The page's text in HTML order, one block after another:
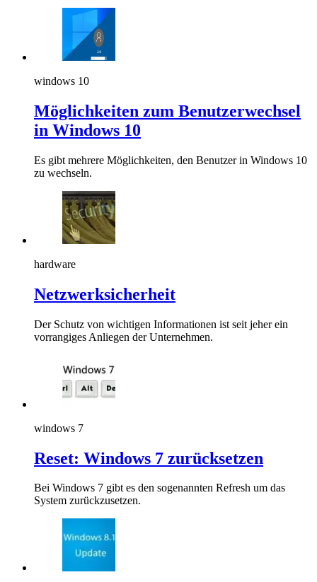
windows 10
Möglichkeiten zum Benutzerwechsel
in Windows 10
Es gibt mehrere Möglichkeiten, den Benutzer in Windows 10
zu wechseln.
hardware
Netzwerksicherheit
Der Schutz von wichtigen Informationen ist seit jeher ein
vorrangiges Anliegen der Unternehmen.
windows 7
Reset: Windows 7 zurücksetzen
Bei Windows 7 gibt es den sogenannten Refresh um das
System zurückzusetzen.